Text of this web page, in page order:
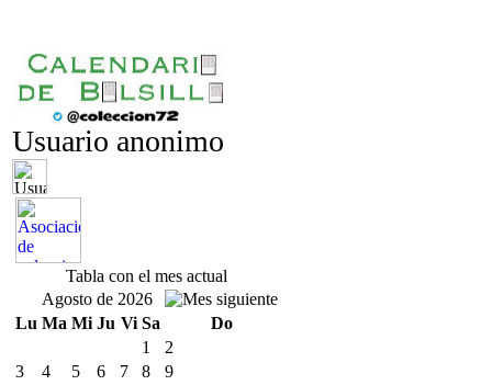
Usuario anonimo
Tabla con el mes actual
Agosto de 2026
Lu Ma Mi Ju Vi Sa
Do
1
2
3
4 5 6 7 8
9